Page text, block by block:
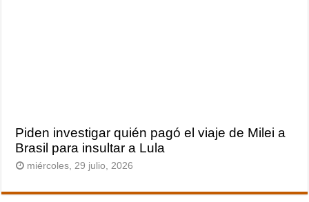
Piden investigar quién pagó el viaje de Milei a
Brasil para insultar a Lula
miércoles, 29 julio, 2026